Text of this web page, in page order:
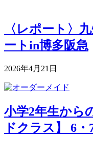
〈レポート〉
ートin博多阪急
2026年4月21日
小学2年生から
ドクラス】 6